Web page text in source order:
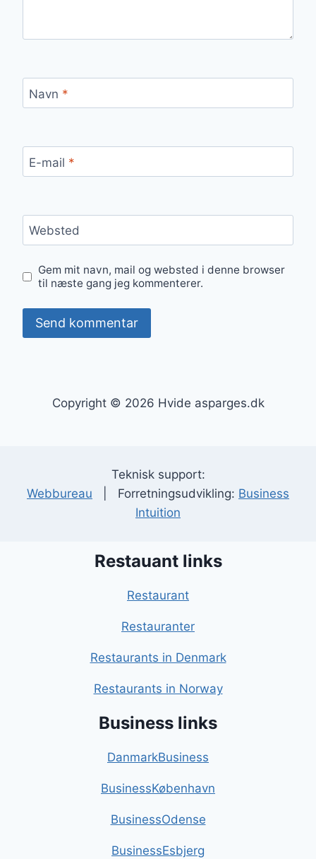
Navn *
E-mail *
Websted
Gem mit navn, mail og websted i denne browser
til næste gang jeg kommenterer.
Copyright © 2026 Hvide asparges.dk
Teknisk support:
Webbureau | Forretningsudvikling: Business
Intuition
Restauant links
Restaurant
Restauranter
Restaurants in Denmark
Restaurants in Norway
Business links
DanmarkBusiness
BusinessKøbenhavn
BusinessOdense
BusinessEsbjerg